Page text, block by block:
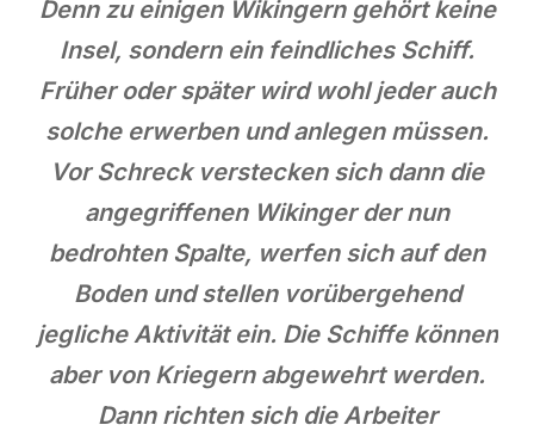
Denn zu einigen Wikingern gehört keine
Insel, sondern ein feindliches Schiff.
Früher oder später wird wohl jeder auch
solche erwerben und anlegen müssen.
Vor Schreck verstecken sich dann die
angegriffenen Wikinger der nun
bedrohten Spalte, werfen sich auf den
Boden und stellen vorübergehend
jegliche Aktivität ein. Die Schiffe können
aber von Kriegern abgewehrt werden.
Dann richten sich die Arbeiter